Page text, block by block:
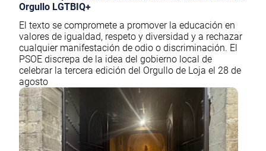
Orgullo LGTBIQ+
El texto se compromete a promover la educación en
valores de igualdad, respeto y diversidad y a rechazar
cualquier manifestación de odio o discriminación. El
PSOE discrepa de la idea del gobierno local de
celebrar la tercera edición del Orgullo de Loja el 28 de
agosto